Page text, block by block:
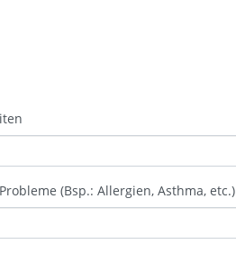
(Bsp.: Allergien, Asthma, etc.)